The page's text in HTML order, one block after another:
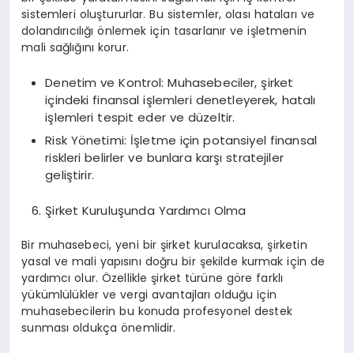
sistemleri oluştururlar. Bu sistemler, olası hataları ve
dolandırıcılığı önlemek için tasarlanır ve işletmenin
mali sağlığını korur.
Denetim ve Kontrol: Muhasebeciler, şirket
içindeki finansal işlemleri denetleyerek, hatalı
işlemleri tespit eder ve düzeltir.
Risk Yönetimi: İşletme için potansiyel finansal
riskleri belirler ve bunlara karşı stratejiler
geliştirir.
Şirket Kuruluşunda Yardımcı Olma
Bir muhasebeci, yeni bir şirket kurulacaksa, şirketin
yasal ve mali yapısını doğru bir şekilde kurmak için de
yardımcı olur. Özellikle şirket türüne göre farklı
yükümlülükler ve vergi avantajları olduğu için
muhasebecilerin bu konuda profesyonel destek
sunması oldukça önemlidir.